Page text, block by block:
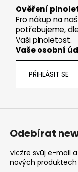
Ověření
Pro nákup na
potřebujeme,
Vaši plnoletost.
Vaše osobní
PŘIHLÁSIT SE
Odebírat
Vložte svůj e-mail
nových